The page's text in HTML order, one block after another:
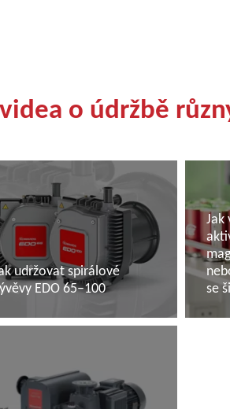
o údržbě
udržovat spirálové
EDO 65–100
Jak
se